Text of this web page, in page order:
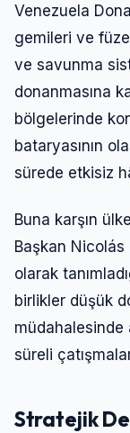
Venezuela
gemileri ve
ve savunma
donanmasına
bölgelerinde
bataryasının
sürede etkisiz
Buna karşın
Başkan Nicolás
olarak
birlikler düşük
süreli
Stratejik